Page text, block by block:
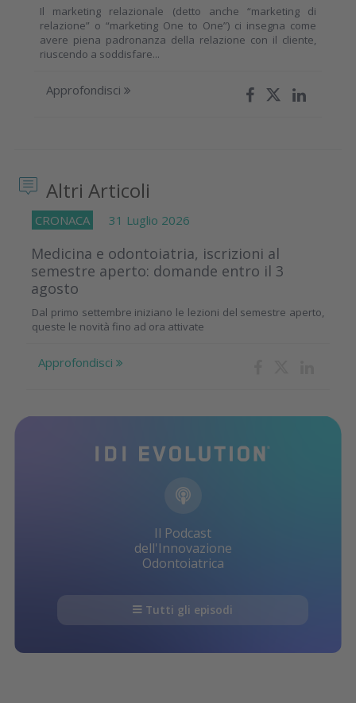
Il marketing relazionale (detto anche “marketing di
relazione” o “marketing One to One”) ci insegna come
avere piena padronanza della relazione con il cliente,
riuscendo a soddisfare...
Approfondisci
Altri Articoli
CRONACA 31 Luglio 2026
Medicina e odontoiatria, iscrizioni al
semestre aperto: domande entro il 3
agosto
Dal primo settembre iniziano le lezioni del semestre aperto,
queste le novità fino ad ora attivate
Approfondisci
Il Podcast
dell'Innovazione
Odontoiatrica
Tutti gli episodi